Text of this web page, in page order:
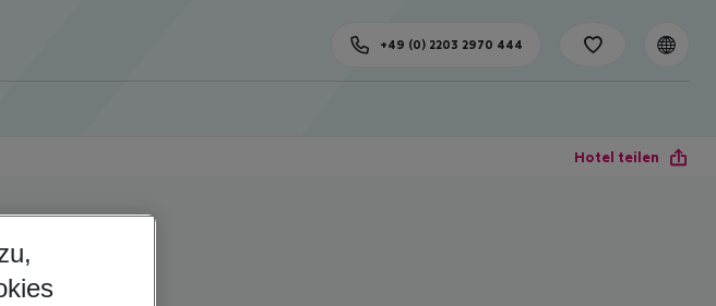
+49 (0) 2203 2970 444
Hotel teilen